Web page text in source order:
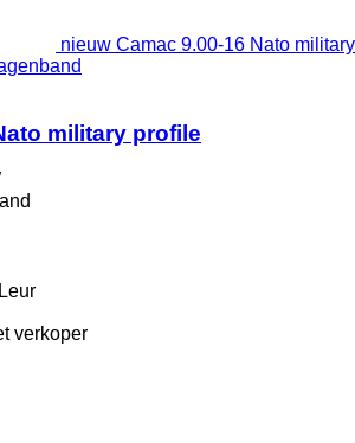
nieuw Camac 9.00-16 Nato military
military profile
verkoper